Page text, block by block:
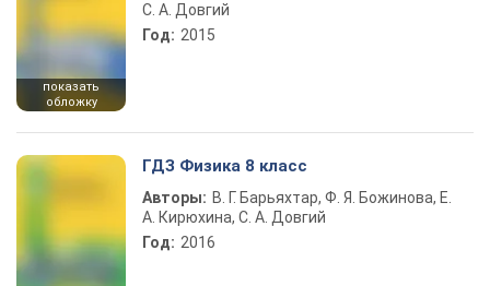
показать
обложку
С. А. Довгий
Год: 2015
ГДЗ Физика 8 класс
Авторы: В. Г. Барьяхтар, Ф. Я. Божинова, Е.
А. Кирюхина, С. А. Довгий
Год: 2016